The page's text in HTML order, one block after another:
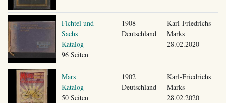
Fichtel und
Sachs
Katalog
96 Seiten
1908
Deutschland
Karl-Friedrichs
Marks
28.02.2020
Mars
Katalog
50 Seiten
1902
Deutschland
Karl-Friedrichs
Marks
28.02.2020